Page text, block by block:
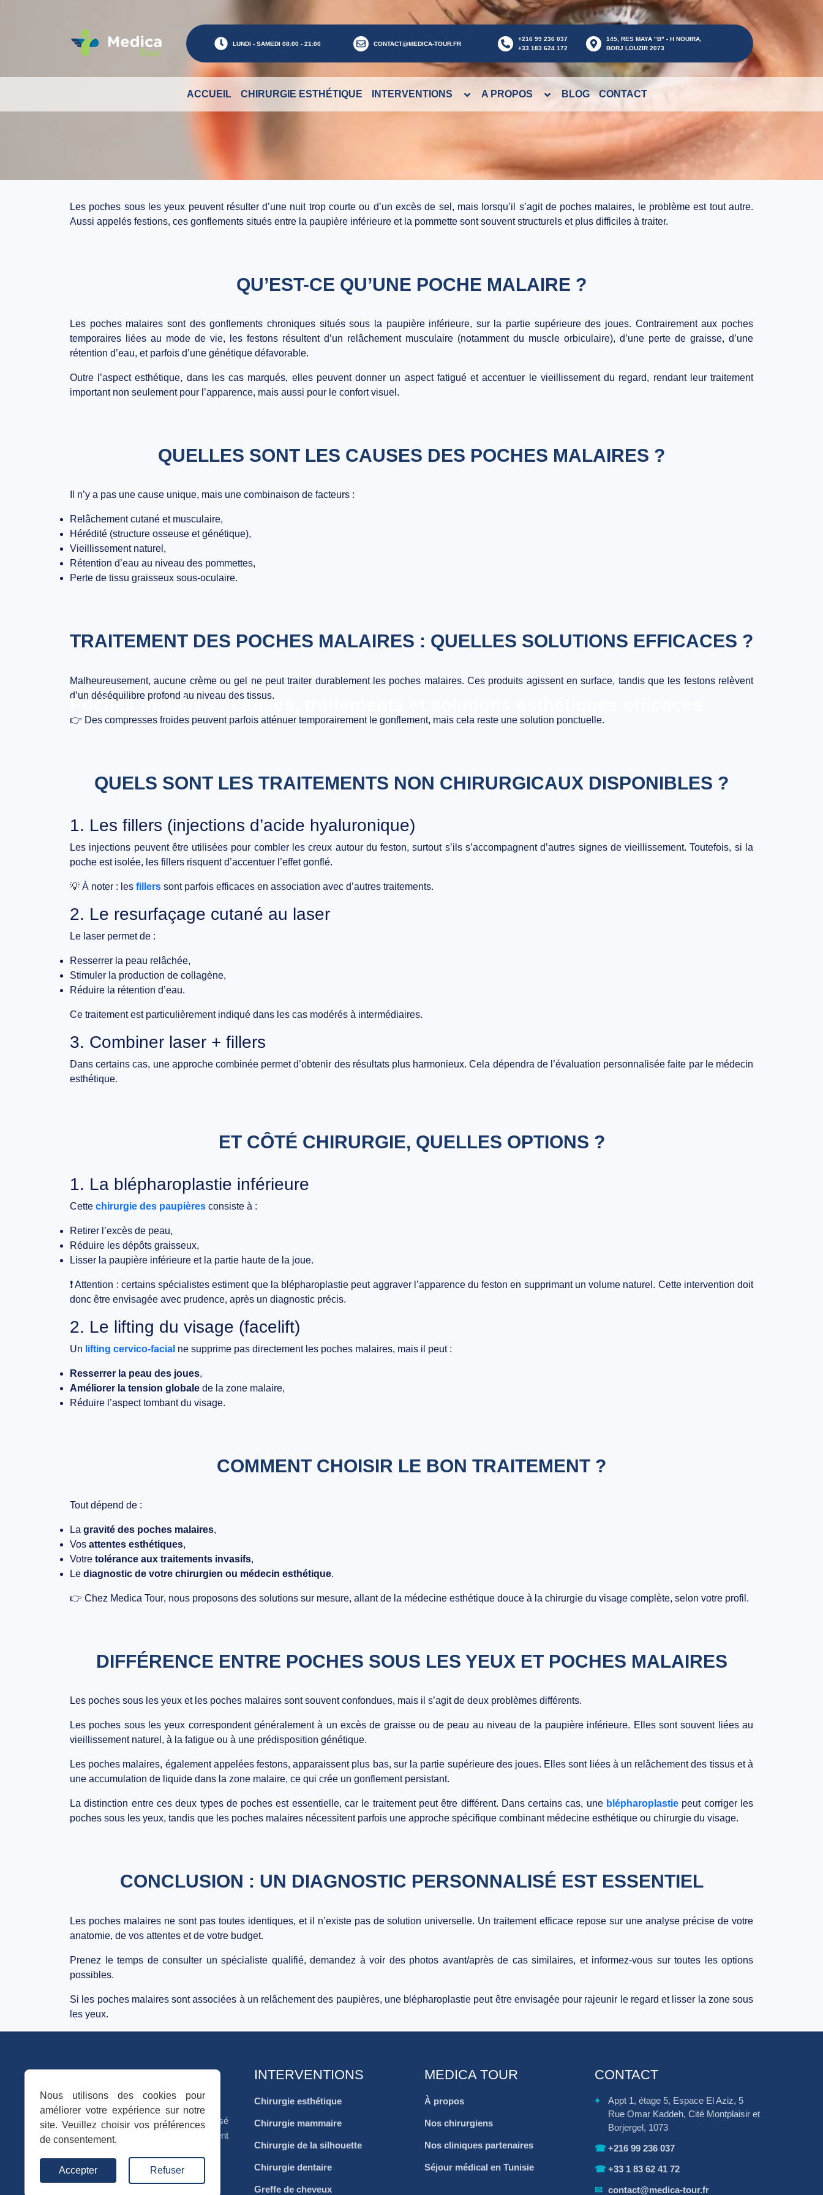
LUNDI - SAMEDI 08:00 - 21:00 CONTACT@MEDICA-TOUR.FR
+216 99 236 037
+33 183 624 172
145, RES MAYA "B" - H NOUIRA,
BORJ LOUZIR 2073
ACCUEIL CHIRURGIE ESTHÉTIQUE INTERVENTIONS A PROPOS BLOG CONTACT
Poches malaires : causes, traitements et solutions esthétiques efficaces
Les poches sous les yeux peuvent résulter d’une nuit trop courte ou d’un excès de sel, mais lorsqu’il s’agit de poches malaires, le problème est tout autre.
Aussi appelés festions, ces gonflements situés entre la paupière inférieure et la pommette sont souventstructurels et plus difficiles à traiter.
QU’EST-CE QU’UNE POCHE MALAIRE ?
Les poches malaires sont desgonflements chroniquessitués sous la paupière inférieure, sur la partie supérieure des joues. Contrairement aux poches
temporaires liées au mode de vie, les festons résultent d’un relâchement musculaire (notamment du muscle orbiculaire), d’une perte de graisse, d’une
rétention d’eau, et parfois d’une génétique défavorable.
Outre l’aspect esthétique, dans les cas marqués, elles peuvent donner un aspect fatigué et accentuer le vieillissement du regard, rendant leur traitement
important non seulement pour l’apparence, mais aussi pour le confort visuel.
QUELLES SONT LES CAUSES DES POCHES MALAIRES ?
Il n’y a pas une cause unique, mais une combinaison de facteurs :
Relâchement cutané et musculaire,
Hérédité (structure osseuse et génétique),
Vieillissement naturel,
Rétention d’eau au niveau des pommettes,
Perte de tissu graisseux sous-oculaire.
TRAITEMENT DES POCHES MALAIRES : QUELLES SOLUTIONS EFFICACES ?
Malheureusement,aucune crème ou gel ne peut traiter durablement les poches malaires. Ces produits agissent en surface, tandis que les festons relèvent
d’un déséquilibre profond au niveau des tissus.
👉 Des compresses froides peuvent parfois atténuer temporairement le gonflement, mais cela reste une solution ponctuelle.
QUELS SONT LES TRAITEMENTS NON CHIRURGICAUX DISPONIBLES ?
1. Les fillers (injections d’acide hyaluronique)
Les injections peuvent être utilisées pour combler les creux autour du feston, surtout s’ils s’accompagnent d’autres signes de vieillissement. Toutefois, si la
poche est isolée, les fillers risquent d’accentuer l’effet gonflé.
💡 À noter : les fillers sont parfois efficaces en association avec d’autres traitements.
2. Le resurfaçage cutané au laser
Le laser permet de :
Resserrer la peau relâchée,
Stimuler la production de collagène,
Réduire la rétention d’eau.
Ce traitement est particulièrement indiqué dans les cas modérés à intermédiaires.
3. Combiner laser + fillers
Dans certains cas, une approche combinée permet d’obtenir des résultats plus harmonieux. Cela dépendra de l’évaluation personnalisée faite par le médecin
esthétique.
ET CÔTÉ CHIRURGIE, QUELLES OPTIONS ?
1. La blépharoplastie inférieure
Cette chirurgie des paupières consiste à :
Retirer l’excès de peau,
Réduire les dépôts graisseux,
Lisser la paupière inférieure et la partie haute de la joue.
❗ Attention : certains spécialistes estiment que la blépharoplastie peut aggraver l’apparence du feston en supprimant un volume naturel. Cette intervention doit
donc être envisagée avec prudence, après un diagnostic précis.
2. Le lifting du visage (facelift)
Un lifting cervico-facial ne supprime pas directement les poches malaires, mais il peut :
Resserrer la peau des joues,
Améliorer la tension globale de la zone malaire,
Réduire l’aspect tombant du visage.
COMMENT CHOISIR LE BON TRAITEMENT ?
Tout dépend de :
La gravité des poches malaires,
Vos attentes esthétiques,
Votre tolérance aux traitements invasifs,
Le diagnostic de votre chirurgien ou médecin esthétique.
👉 Chez Medica Tour, nous proposons des solutions sur mesure, allant de la médecine esthétique douce à la chirurgie du visage complète, selon votre profil.
DIFFÉRENCE ENTRE POCHES SOUS LES YEUX ET POCHES MALAIRES
Les poches sous les yeux et les poches malaires sont souvent confondues, mais il s’agit de deux problèmes différents.
Les poches sous les yeux correspondent généralement à un excès de graisse ou de peau au niveau de la paupière inférieure. Elles sont souvent liées au
vieillissement naturel, à la fatigue ou à une prédisposition génétique.
Les poches malaires, également appeléesfestons, apparaissent plus bas, sur la partie supérieure des joues. Elles sont liées à un relâchement des tissus et à
une accumulation de liquide dans la zone malaire, ce qui crée un gonflement persistant.
La distinction entre ces deux types de poches est essentielle, car le traitement peut être différent. Dans certains cas, une blépharoplastie peut corriger les
poches sous les yeux, tandis que les poches malaires nécessitent parfois une approche spécifique combinant médecine esthétique ou chirurgie du visage.
CONCLUSION : UN DIAGNOSTIC PERSONNALISÉ EST ESSENTIEL
Les poches malaires ne sont pas toutes identiques, et il n’existe pas de solution universelle. Un traitement efficace repose sur uneanalyse précise de votre
anatomie, de vos attentes et de votre budget.
Prenez le temps de consulter un spécialiste qualifié, demandez à voir des photos avant/aprèsde cas similaires, et informez-vous sur toutes les options
possibles.
Si les poches malaires sont associées à un relâchement des paupières, une blépharoplastie peut être envisagée pour rajeunir le regard et lisser la zone sous
les yeux.
Votre séjour médical en Tunisie, organisé
avec sérieux, accompagnement
f I
INTERVENTIONS
Chirurgie esthétique
Chirurgie mammaire
Chirurgie de la silhouette
Chirurgie dentaire
Greffe de cheveux
MEDICA TOUR
À propos
Nos chirurgiens
Nos cliniques partenaires
Séjour médical en Tunisie
CONTACT
⌖
Appt 1, étage 5, Espace El Aziz, 5
Rue Omar Kaddeh, Cité Montplaisir et
Borjergel, 1073
☎+216 99 236 037
☎+33 1 83 62 41 72
✉ contact@medica-tour.fr
Nous utilisons des cookies pour
améliorer votre expérience sur notre
site. Veuillez choisir vos préférences
de consentement.
Accepter Refuser